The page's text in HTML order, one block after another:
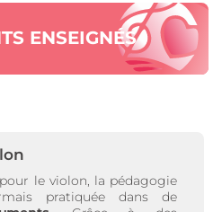
ENSEIGNÉS
le violon, la pédagogie
pratiquée dans de